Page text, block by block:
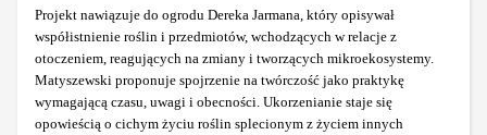
Projekt nawiązuje do ogrodu Dereka Jarmana, który opisywał
współistnienie roślin i przedmiotów, wchodzących w relacje z
otoczeniem, reagujących na zmiany i tworzących mikroekosystemy.
Matyszewski proponuje spojrzenie na twórczość jako praktykę
wymagającą czasu, uwagi i obecności. Ukorzenianie staje się
opowieścią o cichym życiu roślin splecionym z życiem innych